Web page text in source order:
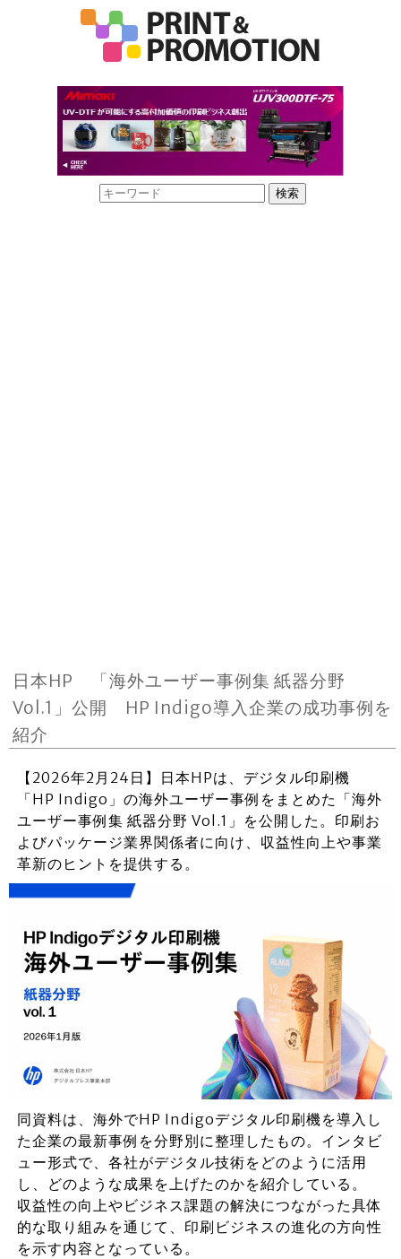
日本HP 「海外ユーザー事例集 紙器分野
Vol.1」公開 HP Indigo導入企業の成功事例を
紹介
【2026年2月24日】日本HPは、デジタル印刷機
「HP Indigo」の海外ユーザー事例をまとめた「海外
ユーザー事例集 紙器分野 Vol.1」を公開した。印刷お
よびパッケージ業界関係者に向け、収益性向上や事業
革新のヒントを提供する。
同資料は、海外でHP Indigoデジタル印刷機を導入し
た企業の最新事例を分野別に整理したもの。インタビ
ュー形式で、各社がデジタル技術をどのように活用
し、どのような成果を上げたのかを紹介している。
収益性の向上やビジネス課題の解決につながった具体
的な取り組みを通じて、印刷ビジネスの進化の方向性
を示す内容となっている。